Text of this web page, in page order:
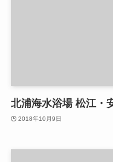
北浦海水浴場 松江・
2018年10月9日